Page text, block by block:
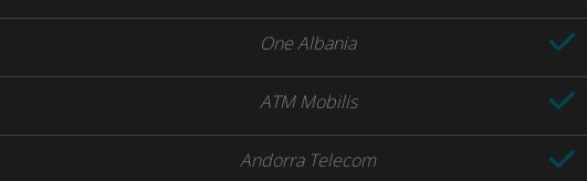
One Albania
ATM Mobilis
Andorra Telecom